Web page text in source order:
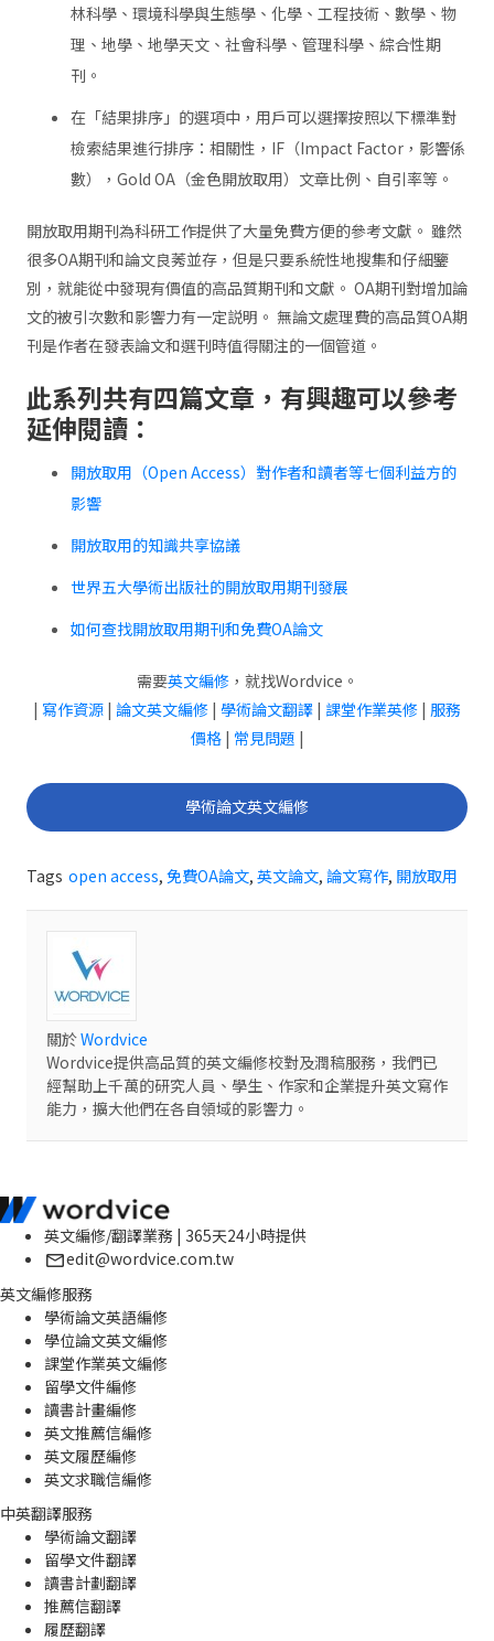
林科學、環境科學與生態學、化學、工程技術、數學、物
理、地學、地學天文、社會科學、管理科學、綜合性期
刊。
在「結果排序」的選項中，用戶可以選擇按照以下標準對
檢索結果進行排序：相關性，IF（Impact Factor，影響係
數），Gold OA（金色開放取用）文章比例、自引率等。
開放取用期刊為科研工作提供了大量免費方便的參考文獻。 雖然
很多OA期刊和論文良莠並存，但是只要系統性地搜集和仔細鑒
別，就能從中發現有價值的高品質期刊和文獻。 OA期刊對增加論
文的被引次數和影響力有一定説明。 無論文處理費的高品質OA期
刊是作者在發表論文和選刊時值得關注的一個管道。
此系列共有四篇文章，有興趣可以參考
延伸閱讀：
開放取用（Open Access）對作者和讀者等七個利益方的
影響
開放取用的知識共享協議
世界五大學術出版社的開放取用期刊發展
如何查找開放取用期刊和免費OA論文
需要英文編修，就找Wordvice。
| 寫作資源 | 論文英文編修 | 學術論文翻譯 | 課堂作業英修 | 服務
價格| 常見問題 |
學術論文英文編修
Tags open access, 免費OA論文, 英文論文, 論文寫作, 開放取用
關於Wordvice
Wordvice提供高品質的英文編修校對及潤稿服務，我們已
經幫助上千萬的研究人員、學生、作家和企業提升英文寫作
能力，擴大他們在各自領域的影響力。
英文編修/翻譯業務 | 365天24小時提供
edit@wordvice.com.tw
英文編修服務
學術論文英語編修
學位論文英文編修
課堂作業英文編修
留學文件編修
讀書計畫編修
英文推薦信編修
英文履歷編修
英文求職信編修
中英翻譯服務
學術論文翻譯
留學文件翻譯
讀書計劃翻譯
推薦信翻譯
履歷翻譯